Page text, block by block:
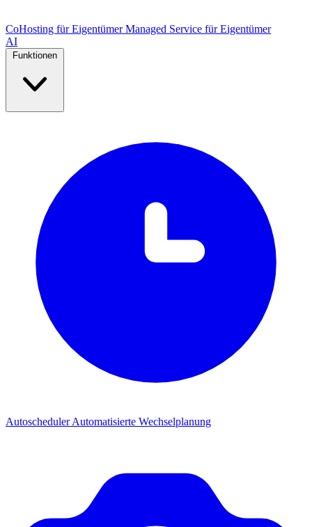
CoHosting für EigentümerManaged Service für Eigentümer
AI
AutoschedulerAutomatisierte Wechselplanung